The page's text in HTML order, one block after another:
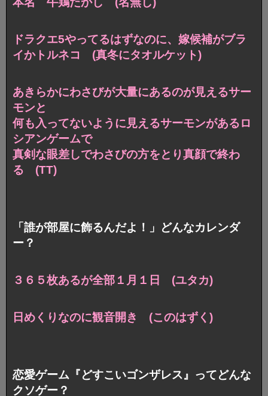
ドラクエ5やってるはずなのに、嫁候補がブラ
イかトルネコ (真冬にタオルケット)
あきらかにわさびが大量にあるのが見えるサー
モンと
何も入ってないように見えるサーモンがあるロ
シアンゲームで
真剣な眼差しでわさびの方をとり真顔で終わ
る (TT)
「誰が部屋に飾るんだよ！」どんなカレンダ
ー？
３６５枚あるが全部１月１日 (ユタカ)
日めくりなのに観音開き (このはずく)
恋愛ゲーム『どすこいゴンザレス』ってどんな
クソゲー？